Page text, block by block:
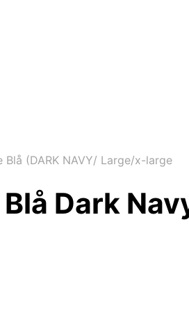
(DARK NAVY/ Large/x-large
Dark